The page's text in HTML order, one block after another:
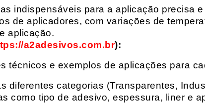
indispensáveis para a aplicação precisa
de aplicadores, com variações de
aplicação.
a2adesivos.com.br):
técnicos e exemplos de aplicações para
diferentes categorias (Transparentes,
como tipo de adesivo, espessura, liner e